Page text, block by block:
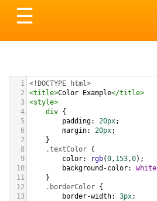
Toggle
navigation
☰
1 <!DOCTYPE html>
2
<title>Color Example</title>
3 <style>
4
div {
5
padding: 20px;
6
margin: 20px;
7
}
8
.textColor {
9
color: rgb(0, 153,0);
10
background-color: white
11
}
12
.borderColor {
13
border-width: 3px;